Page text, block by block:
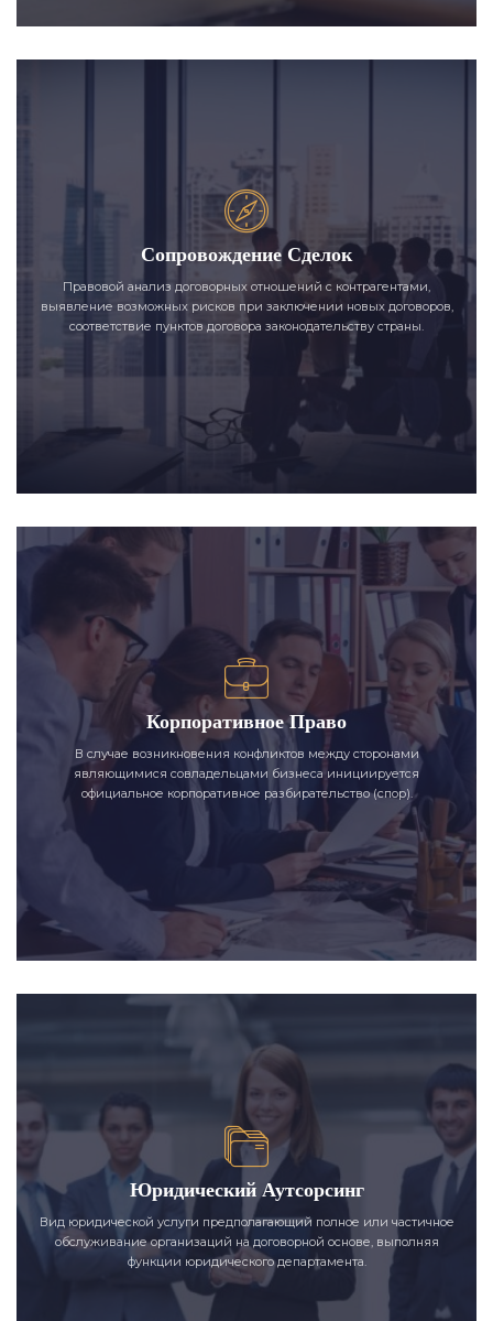
Сопровождение Сделок
Правовой анализ договорных отношений с контрагентами,
выявление возможных рисков при заключении новых договоров,
соответствие пунктов договора законодательству страны.
Корпоративное Право
В случае возникновения конфликтов между сторонами
являющимися совладельцами бизнеса инициируется
официальное корпоративное разбирательство (спор).
Юридический Аутсорсинг
Вид юридической услуги предполагающий полное или частичное
обслуживание организаций на договорной основе, выполняя
функции юридического департамента.